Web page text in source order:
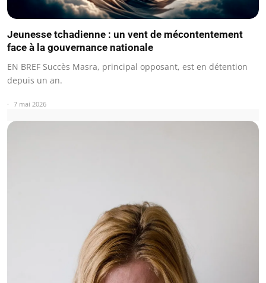
Jeunesse tchadienne : un vent de mécontentement
face à la gouvernance nationale
EN BREF Succès Masra, principal opposant, est en détention
depuis un an.
7 mai 2026